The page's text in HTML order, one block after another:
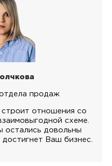
продаж
отношения со
схеме.
остались довольны
Ваш бизнес.